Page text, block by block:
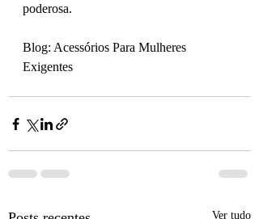
poderosa.
Blog: Acessórios Para Mulheres
Exigentes
Ver tudo